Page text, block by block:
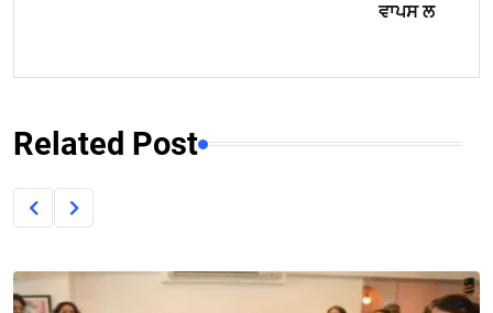
ਵਾਪਸ ਲ
Related Post